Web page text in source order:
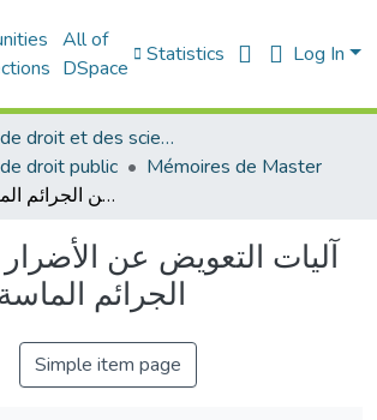
All of
DSpace
Statistics Log In
Faculté de droit et des sciences politiques
droit public
Mémoires de Master
آليات التعويض عن الأضرار الناجمة عن الجرائم الماسة بالمستهلك
آليات التعويض عن
الجرائم
Simple item page